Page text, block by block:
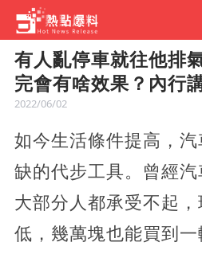
有人亂停車就往他排
完會有啥效果？內行
2022/06/02
如今生活條件提高，
缺的代步工具。曾經汽
大部分人都承受不起
低，幾萬塊也能買到